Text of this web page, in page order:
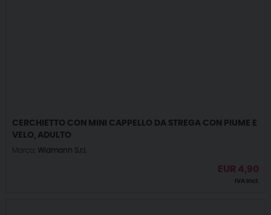
CERCHIETTO CON MINI CAPPELLO DA STREGA CON PIUME E
VELO, ADULTO
Marca: Widmann S.r.l.
EUR 4,90
IVA incl.